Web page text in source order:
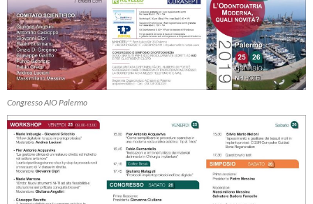
Congresso AIO Palermo